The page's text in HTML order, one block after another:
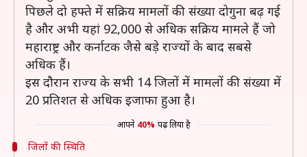
पिछले दो हफ्ते में सक्रिय मामलों की संख्या दोगुना बढ़ गई
है और अभी यहां 92,000 से अधिक सक्रिय मामले हैं जो
महाराष्ट्र और कर्नाटक जैसे बड़े राज्यों के बाद सबसे
अधिक हैं।
इस दौरान राज्य के सभी 14 जिलों में मामलों की संख्या में
20 प्रतिशत से अधिक इजाफा हुआ है।
आपने 40% पढ़ लिया है
जिलों की स्थिति